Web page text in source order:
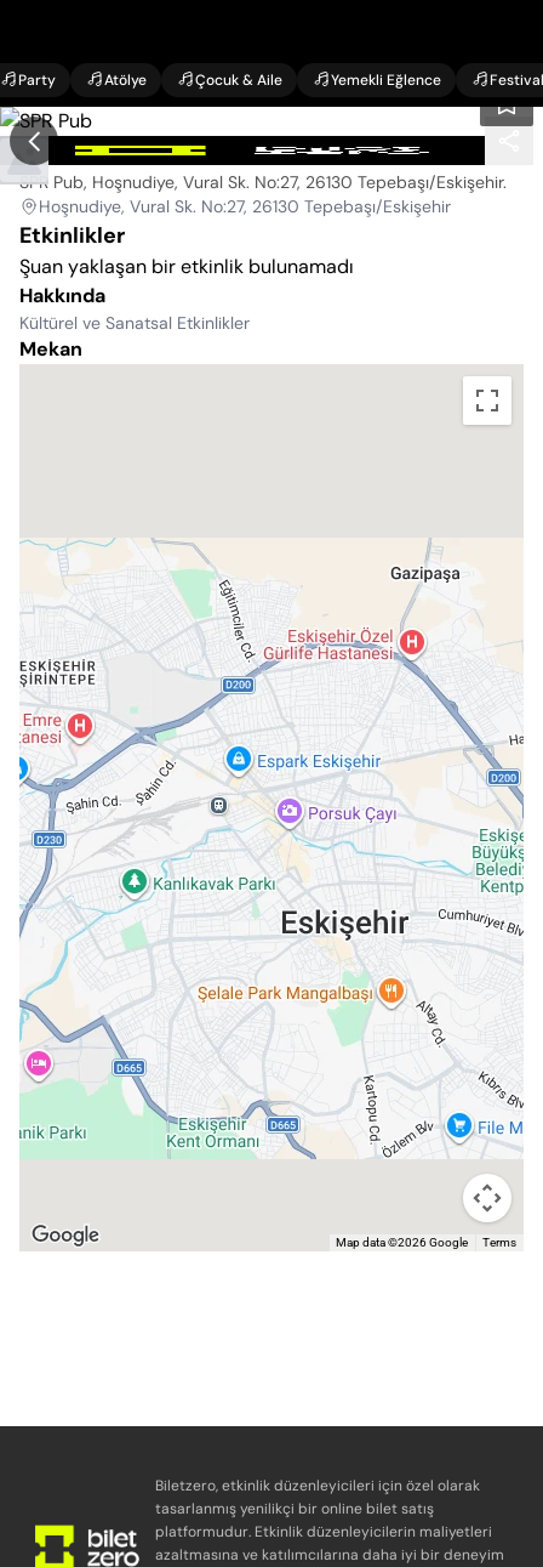
Party Atölye Çocuk & Aile Yemekli Eğlence Festival
SPR Pub
SPR Pub, Hoşnudiye, Vural Sk. No:27, 26130 Tepebaşı/Eskişehir.
Hoşnudiye, Vural Sk. No:27, 26130 Tepebaşı/Eskişehir
Etkinlikler
Şuan yaklaşan bir etkinlik bulunamadı
Hakkında
Kültürel ve Sanatsal Etkinlikler
Mekan
Map data ©2026 Google Terms
Biletzero, etkinlik düzenleyicileri için özel olarak
tasarlanmış yenilikçi bir online bilet satış
platformudur. Etkinlik düzenleyicilerin maliyetleri
azaltmasına ve katılımcılarına daha iyi bir deneyim